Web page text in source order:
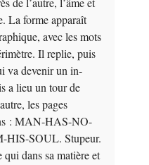
La forme apparaît
avec les mots
Il replie, puis
va devenir un in-
a lieu un tour de
les pages
: MAN-HAS-NO-
SOUL. Stupeur.
dans sa matière et